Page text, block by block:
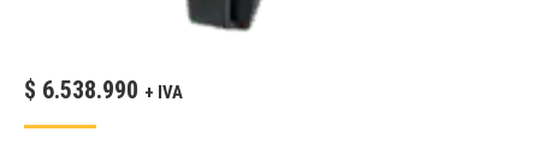
$ 6.538.990 + IVA